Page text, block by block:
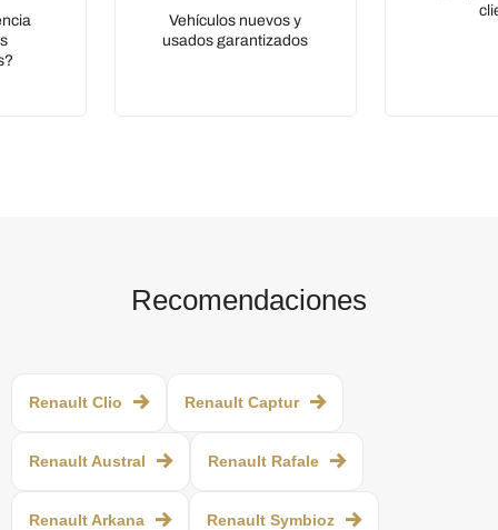
Vehículos nuevos y
usados ​​garantizados
Recomendaciones
Renault Clio Renault Captur
Renault Austral Renault Rafale
Renault Arkana Renault Symbioz